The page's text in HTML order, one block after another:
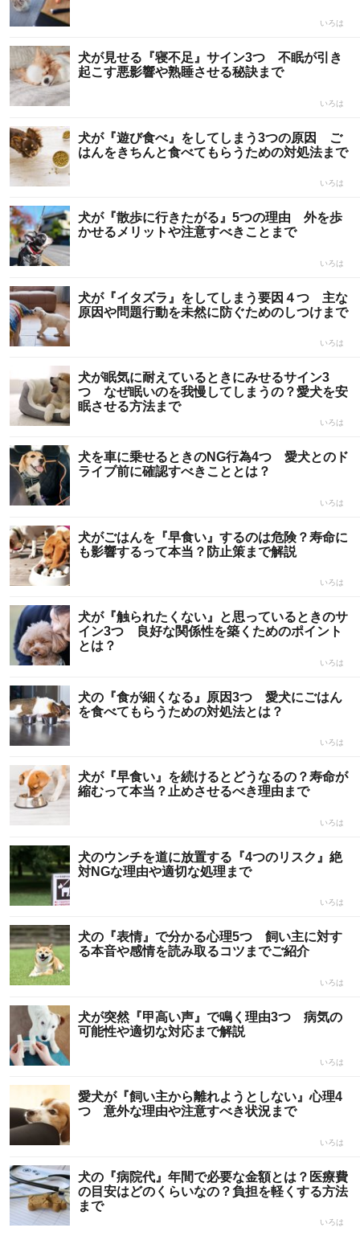
いろは
犬が見せる『寝不足』サイン3つ 不眠が引き
起こす悪影響や熟睡させる秘訣まで
いろは
犬が『遊び食べ』をしてしまう3つの原因 ご
はんをきちんと食べてもらうための対処法まで
いろは
犬が『散歩に行きたがる』5つの理由 外を歩
かせるメリットや注意すべきことまで
いろは
犬が『イタズラ』をしてしまう要因４つ 主な
原因や問題行動を未然に防ぐためのしつけまで
いろは
犬が眠気に耐えているときにみせるサイン3
つ なぜ眠いのを我慢してしまうの？愛犬を安
眠させる方法まで
いろは
犬を車に乗せるときのNG行為4つ 愛犬とのド
ライブ前に確認すべきこととは？
いろは
犬がごはんを『早食い』するのは危険？寿命に
も影響するって本当？防止策まで解説
いろは
犬が『触られたくない』と思っているときのサ
イン3つ 良好な関係性を築くためのポイント
とは？
いろは
犬の『食が細くなる』原因3つ 愛犬にごはん
を食べてもらうための対処法とは？
いろは
犬が『早食い』を続けるとどうなるの？寿命が
縮むって本当？止めさせるべき理由まで
いろは
犬のウンチを道に放置する『4つのリスク』絶
対NGな理由や適切な処理まで
いろは
犬の『表情』で分かる心理5つ 飼い主に対す
る本音や感情を読み取るコツまでご紹介
いろは
犬が突然『甲高い声』で鳴く理由3つ 病気の
可能性や適切な対応まで解説
いろは
愛犬が『飼い主から離れようとしない』心理4
つ 意外な理由や注意すべき状況まで
いろは
犬の『病院代』年間で必要な金額とは？医療費
の目安はどのくらいなの？負担を軽くする方法
まで
いろは